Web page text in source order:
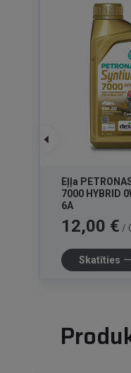
Eļļa
7000 HYBRID
6A
Cena
12,00 € /
Skatīties